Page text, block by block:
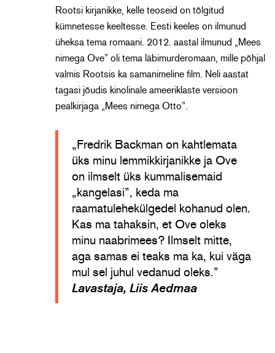
Rootsi kirjanikke, kelle teoseid on tõlgitud
kümnetesse keeltesse. Eesti keeles on ilmunud
üheksa tema romaani. 2012. aastal ilmunud „Mees
nimega Ove” oli tema läbimurderomaan, mille põhjal
valmis Rootsis ka samanimeline film. Neli aastat
tagasi jõudis kinolinale ameeriklaste versioon
pealkirjaga „Mees nimega Otto”.
„Fredrik Backman on kahtlemata
üks minu lemmikkirjanikke ja Ove
on ilmselt üks kummalisemaid
„kangelasi”, keda ma
raamatulehekülgedel kohanud olen.
Kas ma tahaksin, et Ove oleks
minu naabrimees? Ilmselt mitte,
aga samas ei teaks ma ka, kui väga
mul sel juhul vedanud oleks.”
Lavastaja, Liis Aedmaa